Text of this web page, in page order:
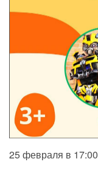
25 февраля в 17:00